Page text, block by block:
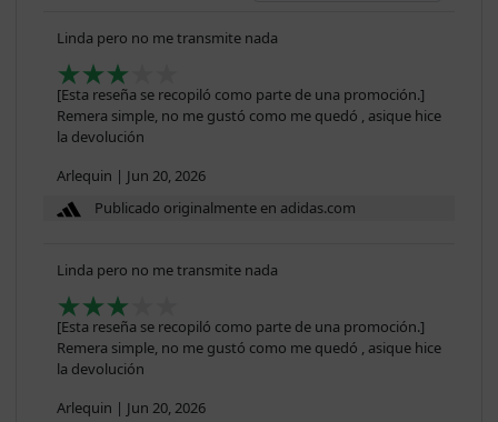
Linda pero no me transmite nada
[Esta reseña se recopiló como parte de una promoción.]
Remera simple, no me gustó como me quedó , asique hice
la devolución
Arlequin | Jun 20, 2026
Publicado originalmente en adidas.com
Linda pero no me transmite nada
[Esta reseña se recopiló como parte de una promoción.]
Remera simple, no me gustó como me quedó , asique hice
la devolución
Arlequin | Jun 20, 2026